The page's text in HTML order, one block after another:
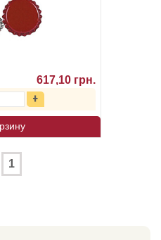
617,10 грн.
1